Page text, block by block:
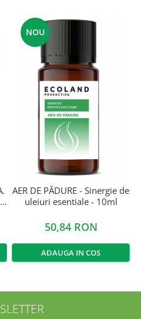
NOU
AER DE PĂDURE - Sinergie de
uleiuri esentiale - 10ml
50,84 RON
ADAUGA IN COS